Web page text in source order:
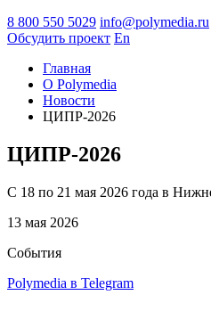
8 800 550 5029 info@polymedia.ru
Обсудить проект En
Главная
О Polymedia
Новости
ЦИПР-2026
ЦИПР-2026
С 18 по 21 мая 2026 года в
13 мая 2026
События
Polymedia в Telegram